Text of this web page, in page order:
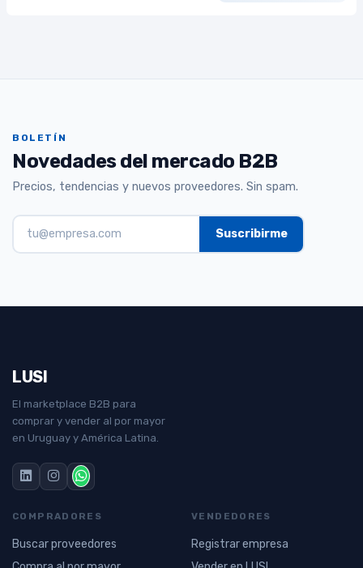
BOLETÍN
Novedades del mercado B2B
Precios, tendencias y nuevos proveedores. Sin spam.
LUSI
El marketplace B2B para
comprar y vender al por mayor
en Uruguay y América Latina.
COMPRADORES
Buscar proveedores
VENDEDORES
Registrar empresa